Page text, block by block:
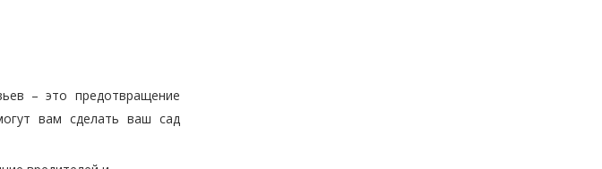
– это предотвращение
вам сделать ваш сад